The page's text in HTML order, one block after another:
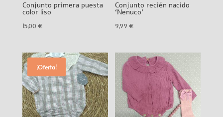
Conjunto primera puesta
color liso
15,00 €
Conjunto recién nacido
‘Nenuco’
9,99€
¡Oferta!